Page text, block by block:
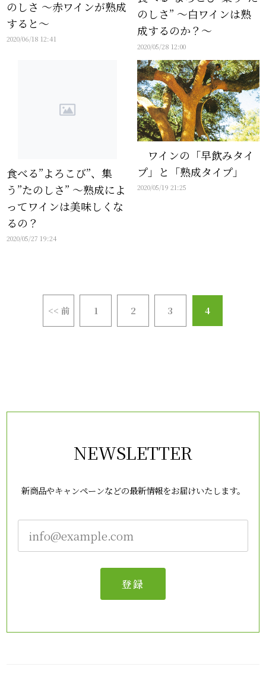
のしさ 〜赤ワインが熟成
すると〜
2020/06/18 12:41
のしさ” ～白ワインは熟
成するのか？～
2020/05/28 12:00
食べる”よろこび”、集
う”たのしさ” ～熟成によ
ってワインは美味しくな
るの？
2020/05/27 19:24
ワインの「早飲みタイ
プ」と「熟成タイプ」
2020/05/19 21:25
<< 前 1 2 3 4
NEWSLETTER
新商品やキャンペーンなどの最新情報をお届けいたします。
登録